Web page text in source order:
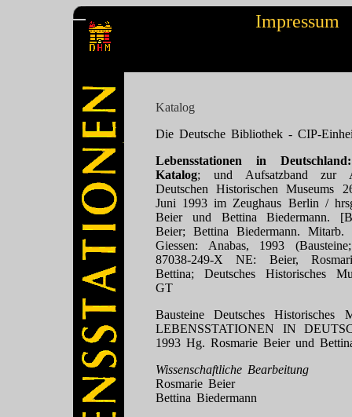
Impressum
Katalog
Die Deutsche Bibliothek - CIP-
Lebensstationen in
Katalog; und Aufsatzband zur
Deutschen Historischen Museums
Juni 1993 im Zeughaus Berlin /
Beier und Bettina Biedermann.
Beier; Bettina Biedermann.
Giessen: Anabas, 1993
87038-249-X NE: Beier,
Bettina; Deutsches Historisches
GT
Bausteine Deutsches Historisches
LEBENSSTATIONEN IN
1993 Hg. Rosmarie Beier und
Wissenschaftliche Bearbeitung
Rosmarie Beier
Bettina Biedermann